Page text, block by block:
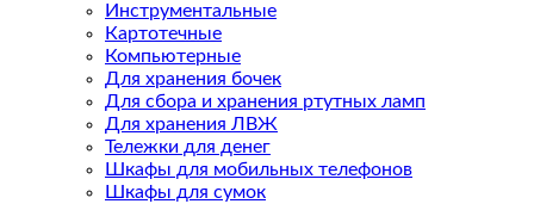
Инструментальные
Картотечные
Компьютерные
Для хранения бочек
Для сбора и хранения ртутных ламп
Для хранения ЛВЖ
Тележки для денег
Шкафы для мобильных телефонов
Шкафы для сумок